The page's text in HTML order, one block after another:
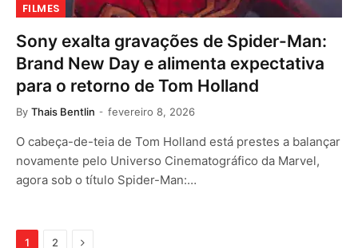
FILMES
Sony exalta gravações de Spider-Man:
Brand New Day e alimenta expectativa
para o retorno de Tom Holland
By Thais Bentlin fevereiro 8, 2026
O cabeça-de-teia de Tom Holland está prestes a balançar
novamente pelo Universo Cinematográfico da Marvel,
agora sob o título Spider-Man:…
1 2 Next